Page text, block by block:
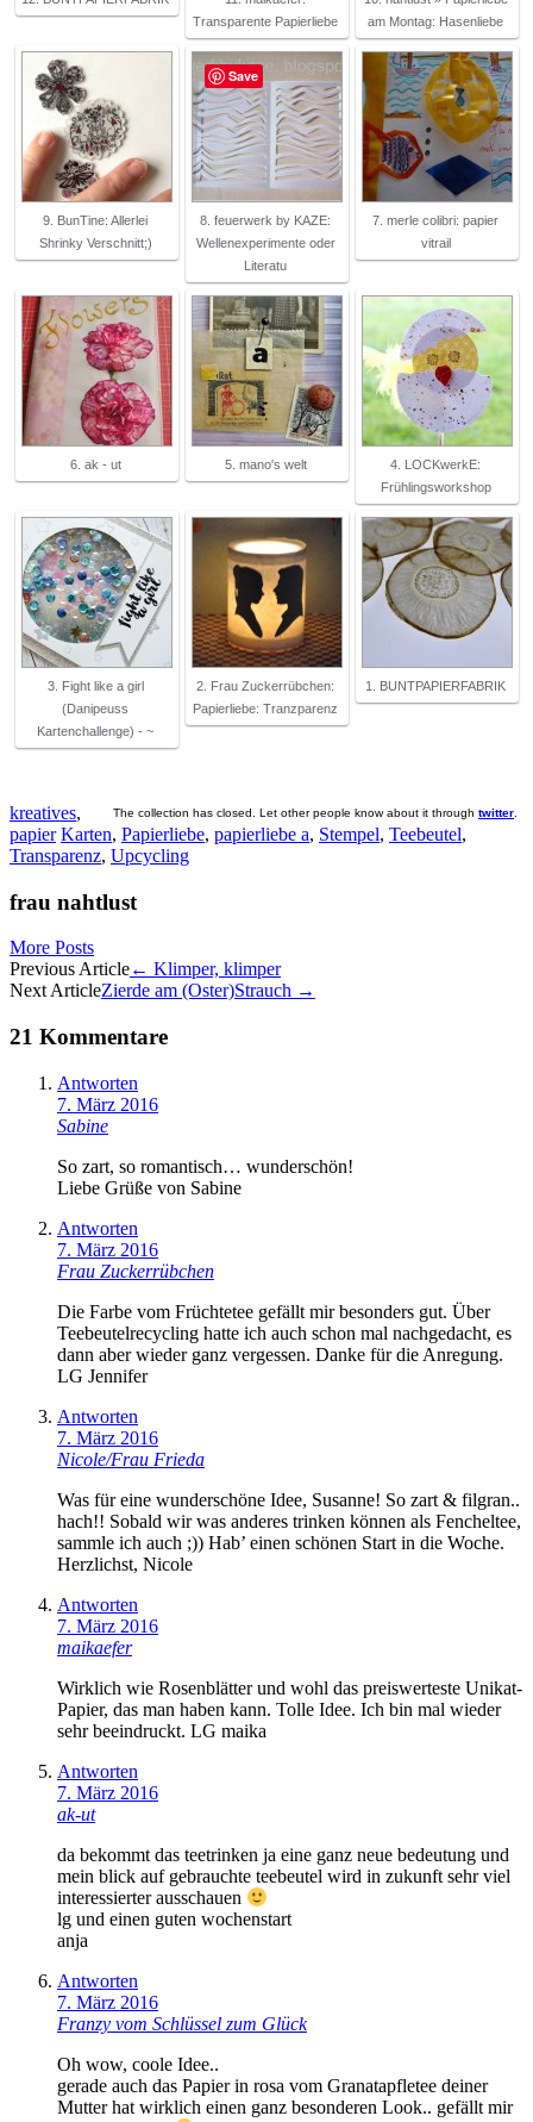
Transparente Papierliebe
am Montag: Hasenliebe
9. BunTine: Allerlei
Shrinky Verschnitt;)
8. feuerwerk by KAZE:
Wellenexperimente oder
Literatu
7. merle colibri: papier
vitrail
6. ak - ut 5. mano's welt
4. LOCKwerkE:
Frühlingsworkshop
3. Fight like a girl
(Danipeuss
Kartenchallenge) - ~
2. Frau Zuckerrübchen:
Papierliebe: Tranzparenz
1. BUNTPAPIERFABRIK
The collection has closed. Let other people know about it through twitter
kreatives,
papier Karten, Papierliebe, papierliebe a, Stempel, Teebeutel,
Transparenz, Upcycling
frau nahtlust
More Posts
Artikel-
Navigation
Previous Article← Klimper, klimper
Next ArticleZierde am (Oster)Strauch →
21 Kommentare
Antworten
7. März 2016
Sabine
So zart, so romantisch… wunderschön!
Liebe Grüße von Sabine
Antworten
7. März 2016
Frau Zuckerrübchen
Die Farbe vom Früchtetee gefällt mir besonders gut. Über
Teebeutelrecycling hatte ich auch schon mal nachgedacht, es
dann aber wieder ganz vergessen. Danke für die Anregung.
LG Jennifer
Antworten
7. März 2016
Nicole/Frau Frieda
Was für eine wunderschöne Idee, Susanne! So zart & filgran..
hach!! Sobald wir was anderes trinken können als Fencheltee,
sammle ich auch ;)) Hab’ einen schönen Start in die Woche.
Herzlichst, Nicole
Antworten
7. März 2016
maikaefer
Wirklich wie Rosenblätter und wohl das preiswerteste Unikat-
Papier, das man haben kann. Tolle Idee. Ich bin mal wieder
sehr beeindruckt. LG maika
Antworten
7. März 2016
ak-ut
da bekommt das teetrinken ja eine ganz neue bedeutung und
mein blick auf gebrauchte teebeutel wird in zukunft sehr viel
interessierter ausschauen
lg und einen guten wochenstart
anja
Antworten
7. März 2016
Franzy vom Schlüssel zum Glück
Oh wow, coole Idee..
gerade auch das Papier in rosa vom Granatapfletee deiner
Mutter hat wirklich einen ganz besonderen Look.. gefällt mir
Save